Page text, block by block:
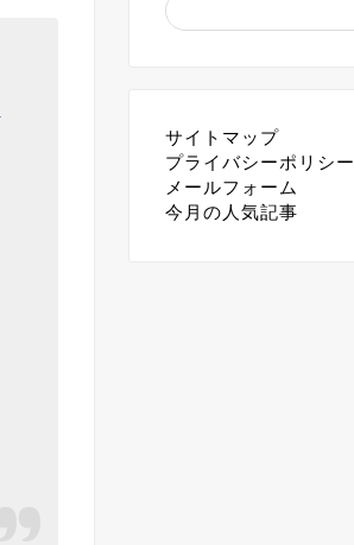
サイトマップ
プライバシーポリシー
メールフォーム
今月の人気記事